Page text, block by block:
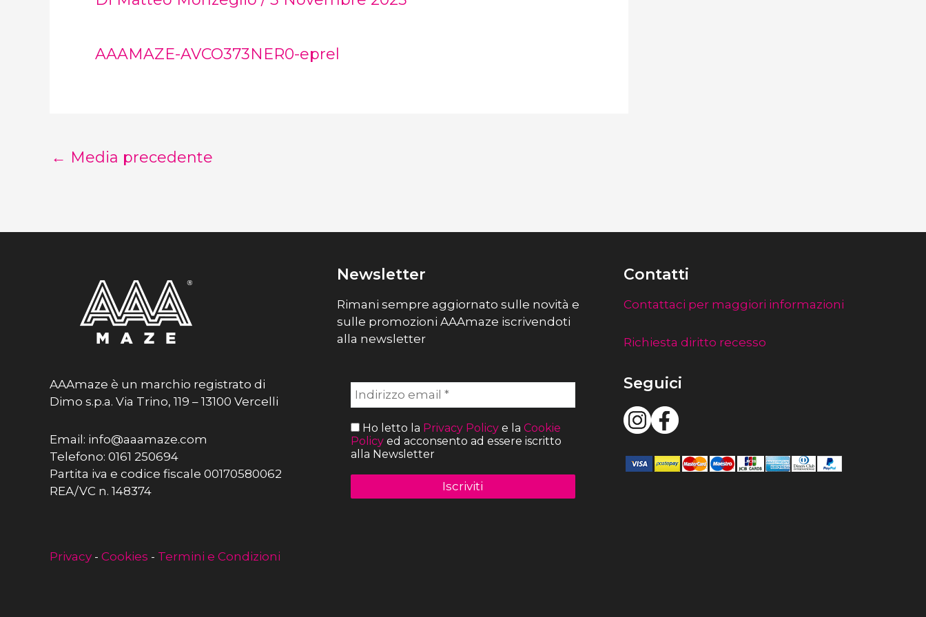
AAAMAZE-AVCO373NER0-eprel
← Media precedente
AAAmaze è un marchio registrato di
Dimo s.p.a. Via Trino, 119 – 13100 Vercelli
Email: info@aaamaze.com
Telefono: 0161 250694
Partita iva e codice fiscale 00170580062
REA/VC n. 148374
Privacy - Cookies - Termini e Condizioni
Newsletter
Rimani sempre aggiornato sulle novità e
sulle promozioni AAAmaze iscrivendoti
alla newsletter
Ho letto la Privacy Policye la Cookie
Policyed acconsento ad essere iscritto
alla Newsletter
Contatti
Contattaci per maggiori informazioni
Richiesta diritto recesso
Seguici